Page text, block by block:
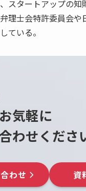
スタートアップの
理士会特許委員会
ている。
気軽に
わせくださ
わせ 資